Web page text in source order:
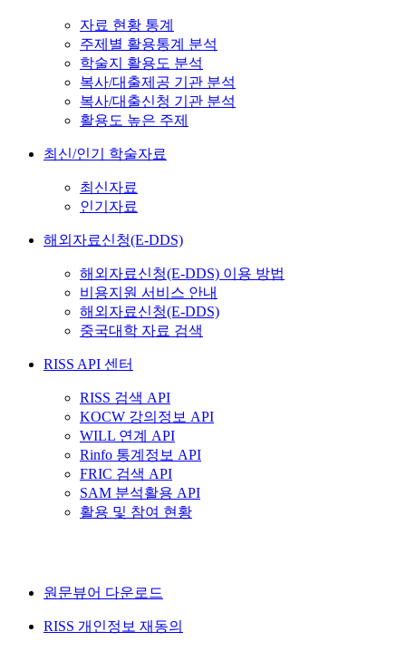
자료 현황 통계
주제별 활용통계 분석
학술지 활용도 분석
복사/대출제공 기관 분석
복사/대출신청 기관 분석
활용도 높은 주제
최신/인기 학술자료
최신자료
인기자료
해외자료신청(E-DDS)
해외자료신청(E-DDS) 이용 방법
비용지원 서비스 안내
해외자료신청(E-DDS)
중국대학 자료 검색
RISS API 센터
RISS 검색 API
KOCW 강의정보 API
WILL 연계 API
Rinfo 통계정보 API
FRIC 검색 API
SAM 분석활용 API
활용 및 참여 현황
원문뷰어 다운로드
RISS 개인정보 재동의